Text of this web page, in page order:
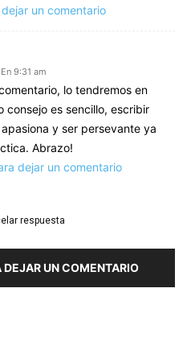
un comentario
9:31 am
lo tendremos en
consejo es sencillo, escribir
y ser persevante ya
Abrazo!
dejar un comentario
respuesta
DEJAR UN COMENTARIO